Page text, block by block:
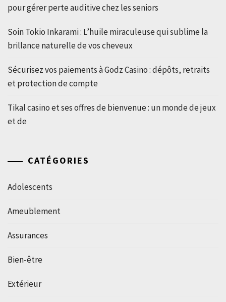
pour gérer perte auditive chez les seniors
Soin Tokio Inkarami : L’huile miraculeuse qui sublime la
brillance naturelle de vos cheveux
Sécurisez vos paiements à Godz Casino : dépôts, retraits
et protection de compte
Tikal casino et ses offres de bienvenue : un monde de jeux
et de
CATÉGORIES
Adolescents
Ameublement
Assurances
Bien-être
Extérieur